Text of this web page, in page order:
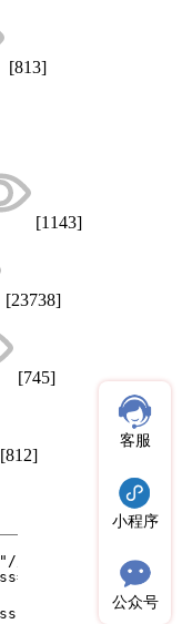
[813]
[1143]
[23738]
[745]
[812]
客服
小程序
公众号